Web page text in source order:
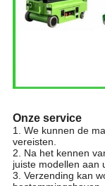
Onze service
1. We kunnen de
vereisten.
2. Na het kennen
juiste modellen aan
3. Verzending kan